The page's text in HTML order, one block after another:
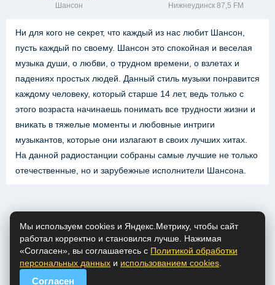
Шансон Нижнеудинск 87,5 FM
Ни для кого не секрет, что каждый из нас любит Шансон,
пусть каждый по своему. Шансон это спокойная и веселая
музыка души, о любви, о трудном времени, о взлетах и
падениях простых людей. Данный стиль музыки понравится
каждому человеку, который старше 14 лет, ведь только с
этого возраста начинаешь понимать все трудности жизни и
вникать в тяжелые моменты и любовные интриги
музыкантов, которые они излагают в своих лучших хитах.
На данной радиостанции собраны самые лучшие не только
отечественные, но и зарубежные исполнители Шансона.
Мы используем cookies и Яндекс.Метрику, чтобы сайт
работал корректно и становился лучше. Нажимая
«Согласен», вы соглашаетесь с Политикой обработки
персональных данных и использованием cookies
Согласен